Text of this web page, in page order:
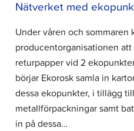
Nätverket med
Under våren och sommaren
producentorganisationen
returpapper vid 2
börjar Ekorosk samla in
dessa ekopunkter, i tillägg
metallförpackningar samt
in på dessa…